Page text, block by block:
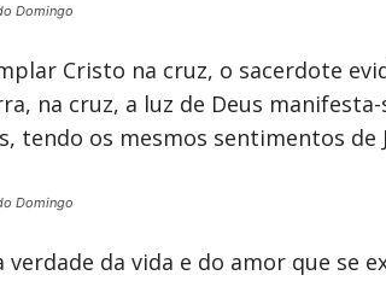
Domingo
Cristo na cruz, o sacerdote
na cruz, a luz de Deus
tendo os mesmos sentimentos de
Domingo
verdade da vida e do amor que